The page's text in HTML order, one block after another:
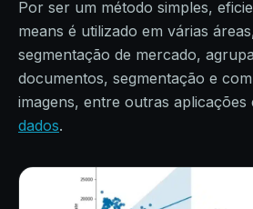
Por ser um método simples,
means é utilizado em várias
segmentação de mercado,
documentos, segmentação e
imagens, entre outras aplicações
dados.